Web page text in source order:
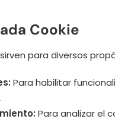
Cookie
para diversos
Para habilitar
Para analizar el